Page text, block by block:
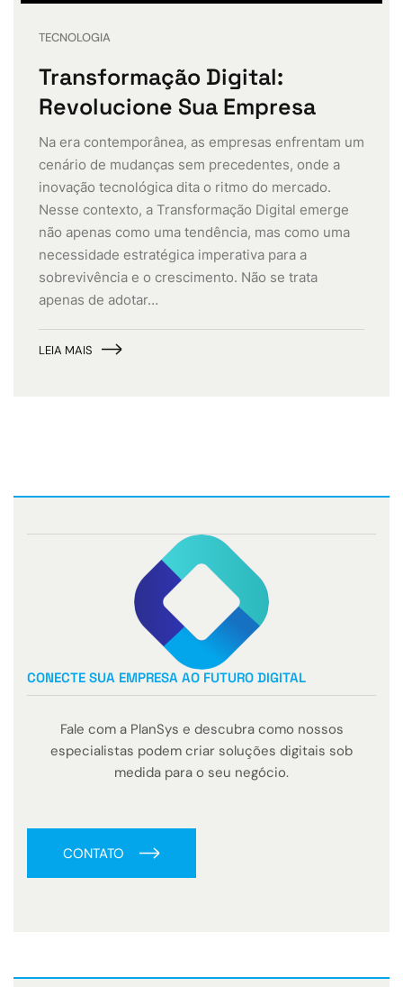
TECNOLOGIA
Transformação Digital:
Revolucione Sua Empresa
Na era contemporânea, as empresas enfrentam um
cenário de mudanças sem precedentes, onde a
inovação tecnológica dita o ritmo do mercado.
Nesse contexto, a Transformação Digital emerge
não apenas como uma tendência, mas como uma
necessidade estratégica imperativa para a
sobrevivência e o crescimento. Não se trata
apenas de adotar…
LEIA MAIS
CONECTE SUA EMPRESA AO FUTURO DIGITAL
Fale com a PlanSys e descubra como nossos
especialistas podem criar soluções digitais sob
medida para o seu negócio.
CONTATO